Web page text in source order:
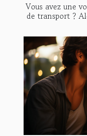
Vous avez une
de transport ?